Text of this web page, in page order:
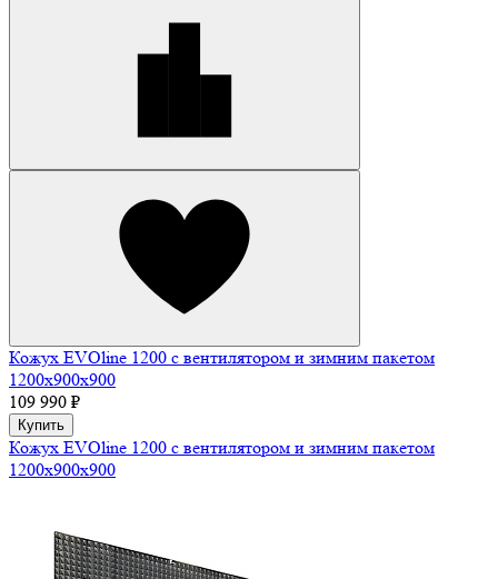
Кожух EVOline 1200 c вентилятором и зимним пакетом
1200х900х900
109 990 ₽
Купить
Кожух EVOline 1200 c вентилятором и зимним пакетом
1200х900х900